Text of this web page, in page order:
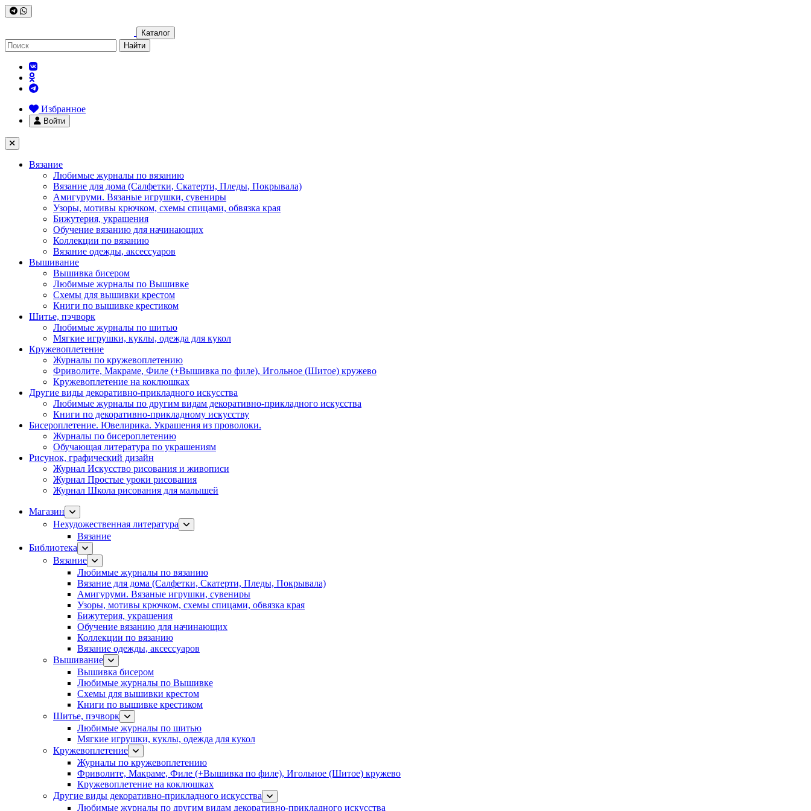
Каталог
Найти
Избранное
Войти
Вязание
Любимые журналы по вязанию
Вязание для дома (Салфетки, Скатерти, Пледы, Покрывала)
Амигуруми. Вязаные игрушки, сувениры
Узоры, мотивы крючком, схемы спицами, обвязка края
Бижутерия, украшения
Обучение вязанию для начинающих
Коллекции по вязанию
Вязание одежды, аксессуаров
Вышивание
Вышивка бисером
Любимые журналы по Вышивке
Схемы для вышивки крестом
Книги по вышивке крестиком
Шитье, пэчворк
Любимые журналы по шитью
Мягкие игрушки, куклы, одежда для кукол
Кружевоплетение
Журналы по кружевоплетению
Фриволите, Макраме, Филе (+Вышивка по филе), Игольное (Шитое) кружево
Кружевоплетение на коклюшках
Другие виды декоративно-прикладного искусства
Любимые журналы по другим видам декоративно-прикладного искусства
Книги по декоративно-прикладному искусству
Бисероплетение. Ювелирика. Украшения из проволоки.
Журналы по бисероплетению
Обучающая литература по украшениям
Рисунок, графический дизайн
Журнал Искусство рисования и живописи
Журнал Простые уроки рисования
Журнал Школа рисования для малышей
Магазин
Нехудожественная литература
Вязание
Библиотека
Вязание
Любимые журналы по вязанию
Вязание для дома (Салфетки, Скатерти, Пледы, Покрывала)
Амигуруми. Вязаные игрушки, сувениры
Узоры, мотивы крючком, схемы спицами, обвязка края
Бижутерия, украшения
Обучение вязанию для начинающих
Коллекции по вязанию
Вязание одежды, аксессуаров
Вышивание
Вышивка бисером
Любимые журналы по Вышивке
Схемы для вышивки крестом
Книги по вышивке крестиком
Шитье, пэчворк
Любимые журналы по шитью
Мягкие игрушки, куклы, одежда для кукол
Кружевоплетение
Журналы по кружевоплетению
Фриволите, Макраме, Филе (+Вышивка по филе), Игольное (Шитое) кружево
Кружевоплетение на коклюшках
Другие виды декоративно-прикладного искусства
Любимые журналы по другим видам декоративно-прикладного искусства